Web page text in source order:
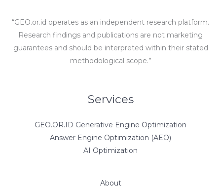
“GEO.or.id operates as an independent research platform.
Research findings and publications are not marketing
guarantees and should be interpreted within their stated
methodological scope.”
Services
GEO.OR.ID Generative Engine Optimization
Answer Engine Optimization (AEO)
AI Optimization
About